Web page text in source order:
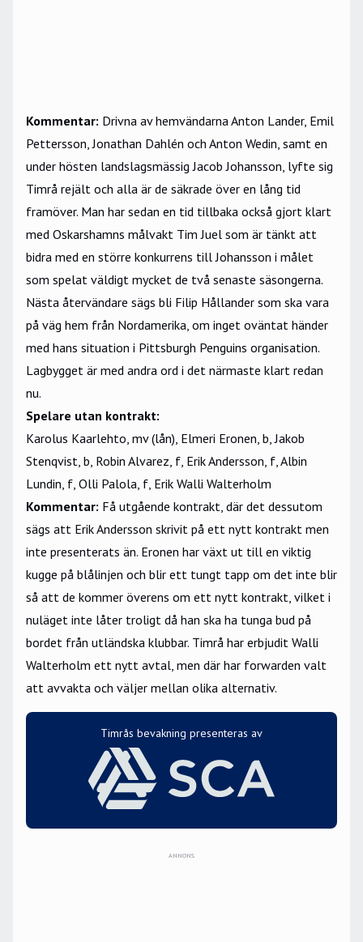
Kommentar: Drivna av hemvändarna Anton Lander, Emil
Pettersson, Jonathan Dahlén och Anton Wedin, samt en
under hösten landslagsmässig Jacob Johansson, lyfte sig
Timrå rejält och alla är de säkrade över en lång tid
framöver. Man har sedan en tid tillbaka också gjort klart
med Oskarshamns målvakt Tim Juel som är tänkt att
bidra med en större konkurrens till Johansson i målet
som spelat väldigt mycket de två senaste säsongerna.
Nästa återvändare sägs bli Filip Hållander som ska vara
på väg hem från Nordamerika, om inget oväntat händer
med hans situation i Pittsburgh Penguins organisation.
Lagbygget är med andra ord i det närmaste klart redan
nu.
Spelare utan kontrakt:
Karolus Kaarlehto, mv (lån), Elmeri Eronen, b, Jakob
Stenqvist, b, Robin Alvarez, f, Erik Andersson, f, Albin
Lundin, f, Olli Palola, f, Erik Walli Walterholm
Kommentar: Få utgående kontrakt, där det dessutom
sägs att Erik Andersson skrivit på ett nytt kontrakt men
inte presenterats än. Eronen har växt ut till en viktig
kugge på blålinjen och blir ett tungt tapp om det inte blir
så att de kommer överens om ett nytt kontrakt, vilket i
nuläget inte låter troligt då han ska ha tunga bud på
bordet från utländska klubbar. Timrå har erbjudit Walli
Walterholm ett nytt avtal, men där har forwarden valt
att avvakta och väljer mellan olika alternativ.
Timrås bevakning presenteras av